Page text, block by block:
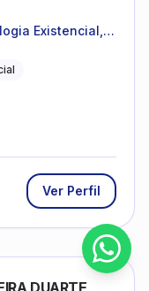
Existencial,
Ver Perfil
DUARTE